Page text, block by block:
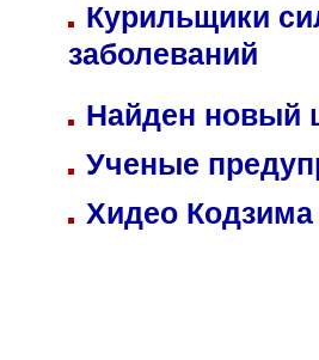
Курильщики
заболеваний
Найден
Ученые
Хидео